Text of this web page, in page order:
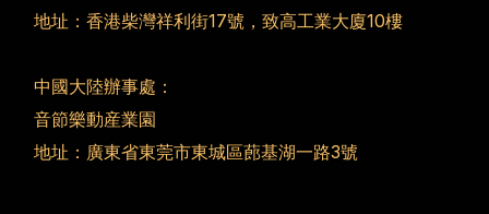
地址：香港柴灣祥利街17號，致高工業大廈10樓
中國大陸辦事處：
音節樂動産業園
地址：廣東省東莞市東城區蓢基湖一路3號